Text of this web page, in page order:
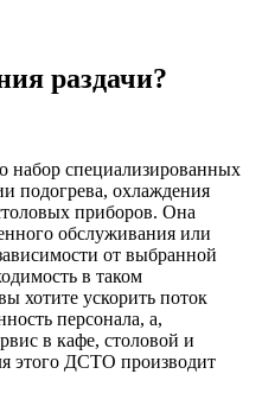
раздачи?
набор специализированных
подогрева, охлаждения
приборов. Она
обслуживания или
от выбранной
в таком
хотите ускорить поток
персонала, а,
в кафе, столовой и
этого ДСТО производит